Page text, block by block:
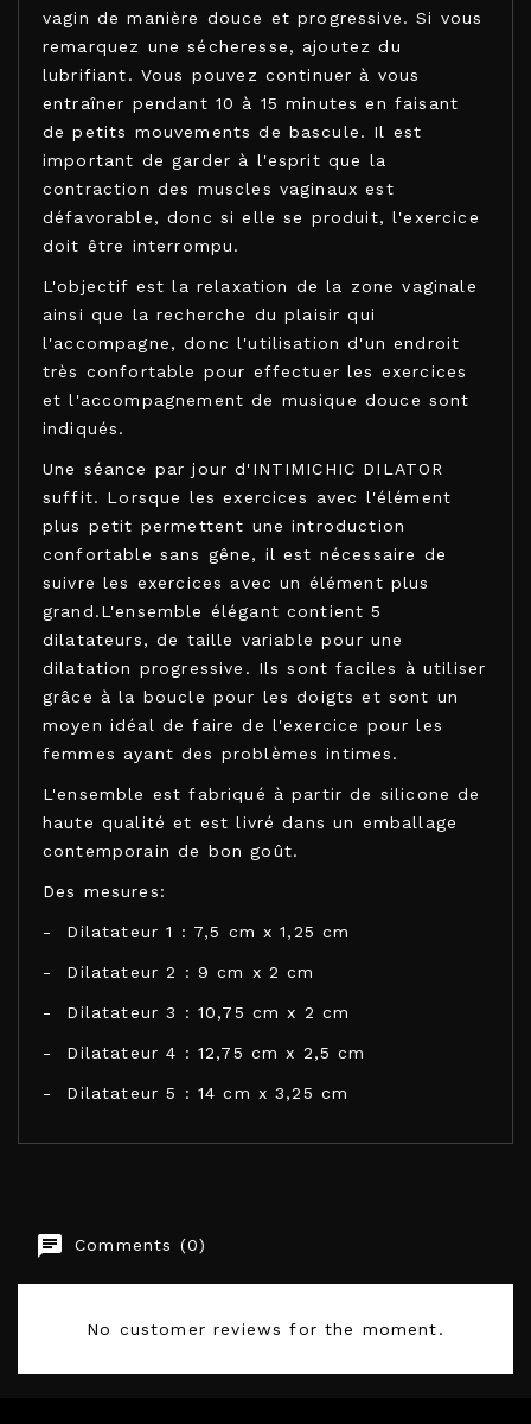
vagin de manière douce et progressive. Si vous
remarquez une sécheresse, ajoutez du
lubrifiant. Vous pouvez continuer à vous
entraîner pendant 10 à 15 minutes en faisant
de petits mouvements de bascule. Il est
important de garder à l'esprit que la
contraction des muscles vaginaux est
défavorable, donc si elle se produit, l'exercice
doit être interrompu.
L'objectif est la relaxation de la zone vaginale
ainsi que la recherche du plaisir qui
l'accompagne, donc l'utilisation d'un endroit
très confortable pour effectuer les exercices
et l'accompagnement de musique douce sont
indiqués.
Une séance par jour d'INTIMICHIC DILATOR
suffit. Lorsque les exercices avec l'élément
plus petit permettent une introduction
confortable sans gêne, il est nécessaire de
suivre les exercices avec un élément plus
grand.L'ensemble élégant contient 5
dilatateurs, de taille variable pour une
dilatation progressive. Ils sont faciles à utiliser
grâce à la boucle pour les doigts et sont un
moyen idéal de faire de l'exercice pour les
femmes ayant des problèmes intimes.
L'ensemble est fabriqué à partir de silicone de
haute qualité et est livré dans un emballage
contemporain de bon goût.
Des mesures:
- Dilatateur 1 : 7,5 cm x 1,25 cm
- Dilatateur 2 : 9 cm x 2 cm
- Dilatateur 3 : 10,75 cm x 2 cm
- Dilatateur 4 : 12,75 cm x 2,5 cm
- Dilatateur 5 : 14 cm x 3,25 cm
Comments (0)
No customer reviews for the moment.